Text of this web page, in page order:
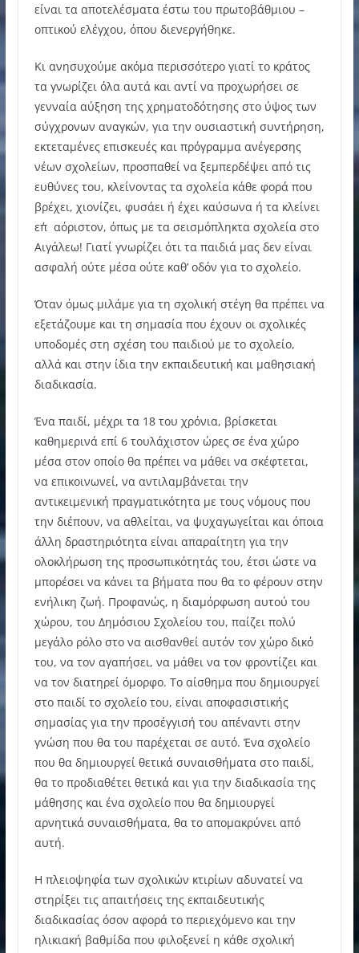
είναι τα αποτελέσματα έστω του πρωτοβάθμιου –
οπτικού ελέγχου, όπου διενεργήθηκε.
Κι ανησυχούμε ακόμα περισσότερο γιατί το κράτος
τα γνωρίζει όλα αυτά και αντί να προχωρήσει σε
γενναία αύξηση της χρηματοδότησης στο ύψος των
σύγχρονων αναγκών, για την ουσιαστική συντήρηση,
εκτεταμένες επισκευές και πρόγραμμα ανέγερσης
νέων σχολείων, προσπαθεί να ξεμπερδέψει από τις
ευθύνες του, κλείνοντας τα σχολεία κάθε φορά που
βρέχει, χιονίζει, φυσάει ή έχει καύσωνα ή τα κλείνει
επ΄αόριστον, όπως με τα σεισμόπληκτα σχολεία στο
Αιγάλεω! Γιατί γνωρίζει ότι τα παιδιά μας δεν είναι
ασφαλή ούτε μέσα ούτε καθ’ οδόν για το σχολείο.
Όταν όμως μιλάμε για τη σχολική στέγη θα πρέπει να
εξετάζουμε και τη σημασία που έχουν οι σχολικές
υποδομές στη σχέση του παιδιού με το σχολείο,
αλλά και στην ίδια την εκπαιδευτική και μαθησιακή
διαδικασία.
Ένα παιδί, μέχρι τα 18 του χρόνια, βρίσκεται
καθημερινά επί 6 τουλάχιστον ώρες σε ένα χώρο
μέσα στον οποίο θα πρέπει να μάθει να σκέφτεται,
να επικοινωνεί, να αντιλαμβάνεται την
αντικειμενική πραγματικότητα με τους νόμους που
την διέπουν, να αθλείται, να ψυχαγωγείται και όποια
άλλη δραστηριότητα είναι απαραίτητη για την
ολοκλήρωση της προσωπικότητάς του, έτσι ώστε να
μπορέσει να κάνει τα βήματα που θα το φέρουν στην
ενήλικη ζωή. Προφανώς, η διαμόρφωση αυτού του
χώρου, του Δημόσιου Σχολείου του, παίζει πολύ
μεγάλο ρόλο στο να αισθανθεί αυτόν τον χώρο δικό
του, να τον αγαπήσει, να μάθει να τον φροντίζει και
να τον διατηρεί όμορφο. Το αίσθημα που δημιουργεί
στο παιδί το σχολείο του, είναι αποφασιστικής
σημασίας για την προσέγγισή του απέναντι στην
γνώση που θα του παρέχεται σε αυτό. Ένα σχολείο
που θα δημιουργεί θετικά συναισθήματα στο παιδί,
θα το προδιαθέτει θετικά και για την διαδικασία της
μάθησης και ένα σχολείο που θα δημιουργεί
αρνητικά συναισθήματα, θα το απομακρύνει από
αυτή.
Η πλειοψηφία των σχολικών κτιρίων αδυνατεί να
στηρίξει τις απαιτήσεις της εκπαιδευτικής
διαδικασίας όσον αφορά το περιεχόμενο και την
ηλικιακή βαθμίδα που φιλοξενεί η κάθε σχολική